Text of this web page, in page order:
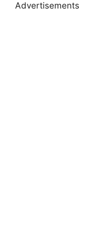
Advertisements